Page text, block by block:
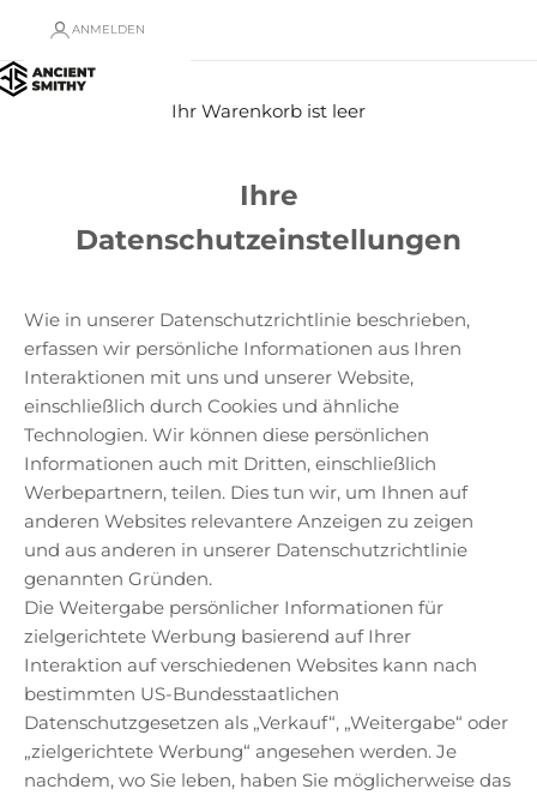
ANMELDEN
Ihr Warenkorb ist leer
Ihre
Datenschutzeinstellungen
Wie in unserer Datenschutzrichtlinie beschrieben,
erfassen wir persönliche Informationen aus Ihren
Interaktionen mit uns und unserer Website,
einschließlich durch Cookies und ähnliche
Technologien. Wir können diese persönlichen
Informationen auch mit Dritten, einschließlich
Werbepartnern, teilen. Dies tun wir, um Ihnen auf
anderen Websites relevantere Anzeigen zu zeigen
und aus anderen in unserer Datenschutzrichtlinie
genannten Gründen.
Die Weitergabe persönlicher Informationen für
zielgerichtete Werbung basierend auf Ihrer
Interaktion auf verschiedenen Websites kann nach
bestimmten US-Bundesstaatlichen
Datenschutzgesetzen als „Verkauf“, „Weitergabe“ oder
„zielgerichtete Werbung“ angesehen werden. Je
nachdem, wo Sie leben, haben Sie möglicherweise das